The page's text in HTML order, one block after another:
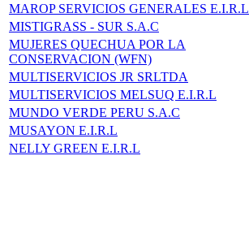
MAROP SERVICIOS GENERALES E.I.R.L
MISTIGRASS - SUR S.A.C
MUJERES QUECHUA POR LA
CONSERVACION (WFN)
MULTISERVICIOS JR SRLTDA
MULTISERVICIOS MELSUQ E.I.R.L
MUNDO VERDE PERU S.A.C
MUSAYON E.I.R.L
NELLY GREEN E.I.R.L